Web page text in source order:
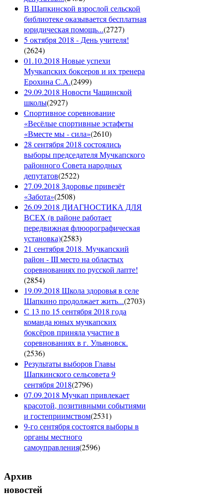
В Шапкинской взрослой сельской
библиотеке оказывается бесплатная
юридическая помощь...(2727)
5 октября 2018 - День учителя!
(2624)
01.10.2018 Новые успехи
Мучкапских боксеров и их тренера
Ерохина С.А.(2499)
29.09.2018 Новости Чащинской
школы(2927)
Спортивное соревнование
«Весёлые спортивные эстафеты
«Вместе мы - сила»(2610)
28 сентября 2018 состоялись
выборы председателя Мучкапского
районного Совета народных
депутатов(2522)
27.09.2018 Здоровье привезёт
«Забота»(2508)
26.09.2018 ДИАГНОСТИКА ДЛЯ
ВСЕХ (в районе работает
передвижная флюорографическая
установка)(2583)
21 сентября 2018. Мучкапский
район - III место на областых
соревнованиях по русской лапте!
(2854)
19.09.2018 Школа здоровья в селе
Шапкино продолжает жить...(2703)
С 13 по 15 сентября 2018 года
команда юных мучкапских
боксёров приняла участие в
соревнованиях в г. Ульяновск.
(2536)
Результаты выборов Главы
Шапкинского сельсовета 9
сентября 2018(2796)
07.09.2018 Мучкап привлекает
красотой, позитивными событиями
и гостеприимством(2531)
9-го сентября состоятся выборы в
органы местного
самоуправления(2596)
Архив
новостей